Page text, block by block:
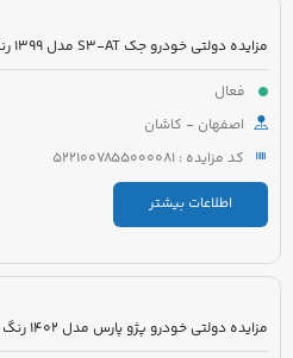
فعال
اصفهان - کاشان
کد مزایده : 5221007855000081
اطلاعات بیشتر
مزایده دولتی خودرو پژو پارس مدل 1402 رنگ سفید